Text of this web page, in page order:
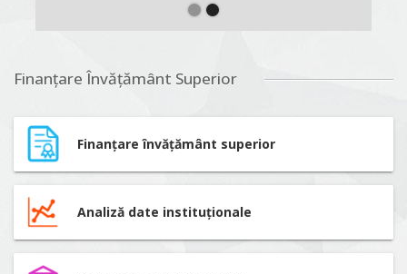
Finanțare Învățământ Superior
Finanțare învățământ superior
Analiză date instituționale